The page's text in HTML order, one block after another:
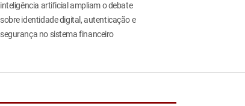
inteligência artificial ampliam o debate
sobre identidade digital, autenticação e
segurança no sistema financeiro